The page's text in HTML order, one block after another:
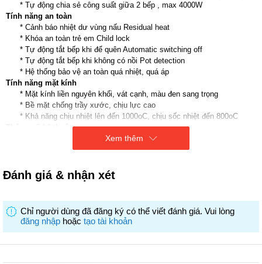
* Tự động chia sẻ công suất giữa 2 bếp , max 4000W
Tính năng an toàn
* Cảnh báo nhiệt dư vùng nấu Residual heat
* Khóa an toàn trẻ em Child lock
* Tự động tắt bếp khi để quên Automatic switching off
* Tự động tắt bếp khi không có nồi Pot detection
* Hệ thống bảo vệ an toàn quá nhiệt, quá áp
Tính năng mặt kính
* Mặt kính liền nguyên khối, vát cạnh, màu đen sang trọng
* Bề mặt chống trầy xước, chịu lực cao
* Khả năng chịu nhiệt lên đến 1000oC, chịu sốc nhiệt đến 800oC
* Công suất: max 4000W ( Phải: 2200W / booster 3700W, Trái 2200W
* Kích thước (dài x rộng x cao): 750 x 450 x 60mm
* Kích thước khoét lỗ: 690 x 380mm
Xem thêm
Đánh giá & nhận xét
Chỉ người dùng đã đăng ký có thể viết đánh giá. Vui lòng
đăng nhập hoặc tạo tài khoản